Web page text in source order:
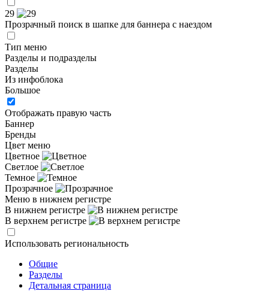
29
Прозрачный поиск в шапке для баннера с наездом
Тип меню
Разделы и подразделы
Разделы
Из инфоблока
Большое
Отображать правую часть
Баннер
Бренды
Цвет меню
Цветное
Светлое
Темное
Прозрачное
Меню в нижнем регистре
В нижнем регистре
В верхнем регистре
Использовать региональность
Общие
Разделы
Детальная страница